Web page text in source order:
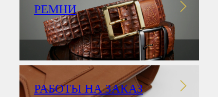
РЕМНИ
РАБОТЫ НА ЗАКАЗ